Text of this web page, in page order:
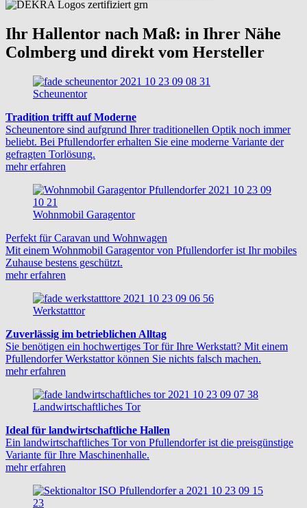
Ihr Hallentor nach Maß: in Ihrer Nähe
Colmberg und direkt vom Hersteller
Scheunentor
Tradition trifft auf Moderne
Scheunentore sind aufgrund Ihrer traditionellen Optik noch immer
beliebt. Bei Pfullendorfer erhalten Sie eine moderne Variante der
gefragten Torlösung.
mehr erfahren
Wohnmobil Garagentor
Perfekt für Caravan und Wohnwagen
Mit einem Wohnmobil Garagentor von Pfullendorfer ist Ihr mobiles
Zuhause bestens geschützt.
mehr erfahren
Werkstatttor
Zuverlässig im betrieblichen Alltag
Sie benötigen ein hochwertiges Tor für Ihre Werkstatt? Mit einem
Pfullendorfer Werkstattor können Sie nichts falsch machen.
mehr erfahren
Landwirtschaftliches Tor
Ideal für landwirtschaftliche Hallen
Ein landwirtschaftliches Tor von Pfullendorfer ist die preisgünstige
Variante für Ihre Maschinenhalle.
mehr erfahren